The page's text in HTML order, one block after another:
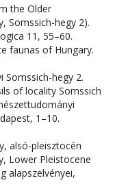
the Older
Somssich-hegy 2).
11, 55–60.
faunas of Hungary.
Somssich-hegy 2.
of locality Somssich
1–10.
alsó-pleisztocén
Lower Pleistocene
alapszelvényei,